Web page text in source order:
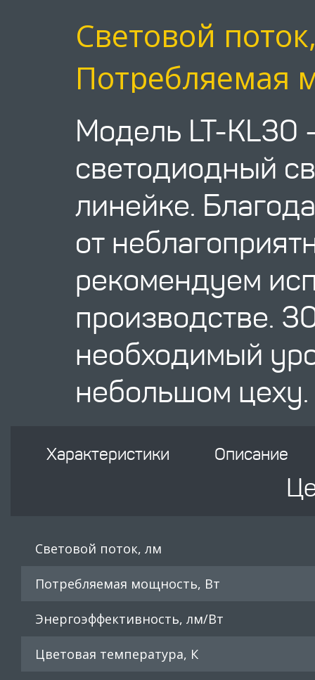
Световой
Потребляемая
Модель LT-KL30
светодиодный
линейке.
от
рекомендуем
производстве.
необходимый
небольшом цеху.
Характеристики Описание
Световой поток, лм
Потребляемая мощность, Вт
Энергоэффективность, лм/Вт
Цветовая температура, К